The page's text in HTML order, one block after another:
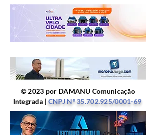
© 2023 por DAMANU Comunicação
Integrada | CNPJ Nº35.702.925/0001-69